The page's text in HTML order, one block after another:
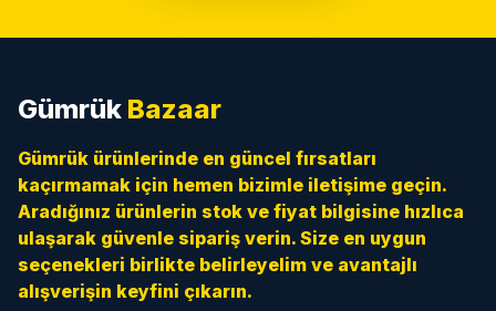
Gümrük Bazaar
Gümrük ürünlerinde en güncel fırsatları
kaçırmamak için hemen bizimle iletişime geçin.
Aradığınız ürünlerin stok ve fiyat bilgisine hızlıca
ulaşarak güvenle sipariş verin. Size en uygun
seçenekleri birlikte belirleyelim ve avantajlı
alışverişin keyfini çıkarın.